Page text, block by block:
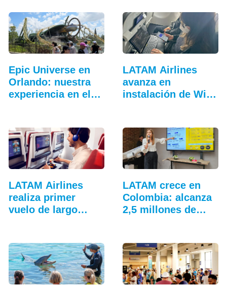
Epic Universe en
Orlando: nuestra
experiencia en el…
LATAM Airlines
avanza en
instalación de Wi-
LATAM Airlines
realiza primer
vuelo de largo
LATAM crece en
Colombia: alcanza
2,5 millones de…